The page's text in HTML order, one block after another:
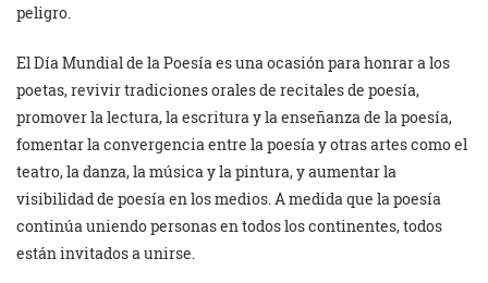
peligro.
El Día Mundial de la Poesía es una ocasión para honrar a los
poetas, revivir tradiciones orales de recitales de poesía,
promover la lectura, la escritura y la enseñanza de la poesía,
fomentar la convergencia entre la poesía y otras artes como el
teatro, la danza, la música y la pintura, y aumentar la
visibilidad de poesía en los medios. A medida que la poesía
continúa uniendo personas en todos los continentes, todos
están invitados a unirse.